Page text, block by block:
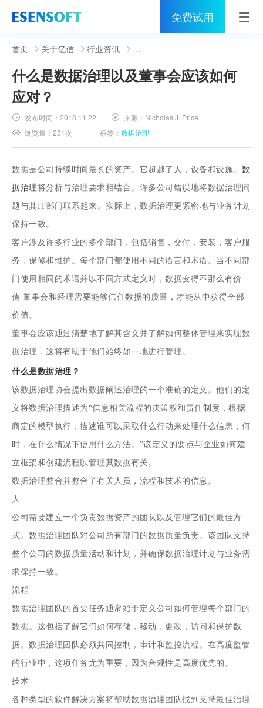
免费试用
首页
睿治
解决方案
伙伴
社区
关于亿信
400-0011-866
首页 关于亿信 行业资讯
什么是数据治理以及董事会应该如何
应对？
发布时间：2018.11.22 来源： Nicholas J. Price
浏览量：231次 标签：数据治理
数据是公司持续时间最长的资产。它超越了人，设备和设施。 数
据治理将分析与治理要求相结合。许多公司错误地将数据治理问
题与其IT部门联系起来。实际上，数据治理更紧密地与业务计划
保持一致。
客户涉及许多行业的多个部门，包括销售，交付，安装，客户服
务，保修和维护。每个部门都使用不同的语言和术语。当不同部
门使用相同的术语并以不同方式定义时，数据变得不那么有价
值 董事会和经理需要能够信任数据的质量，才能从中获得全部
价值。
董事会应该通过清楚地了解其含义并了解如何整体管理来实现数
据治理，这将有助于他们始终如一地进行管理。
什么是数据治理？
该数据治理协会提出数据阐述治理的一个准确的定义。他们的定
义将数据治理描述为“信息相关流程的决策权和责任制度，根据
商定的模型执行，描述谁可以采取什么行动来处理什么信息，何
时，在什么情况下使用什么方法。”该定义的要点与企业如何建
立框架和创建流程以管理其数据有关。
数据治理整合并整合了有关人员，流程和技术的信息。
人
公司需要建立一个负责数据资产的团队以及管理它们的最佳方
式。数据治理团队对公司所有部门的数据质量负责。该团队支持
整个公司的数据质量活动和计划，并确保数据治理计划与业务需
求保持一致。
流程
数据治理团队的首要任务通常始于定义公司如何管理每个部门的
数据。这包括了解它们如何存储，移动，更改，访问和保护数
据。数据治理团队必须共同控制，审计和监控流程。在高度监管
的行业中，这项任务尤为重要，因为合规性是高度优先的。
技术
各种类型的软件解决方案将帮助数据治理团队找到支持最佳治理